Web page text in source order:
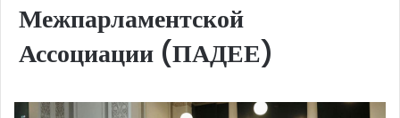
Межпарламентской
Ассоциации (ПАДЕЕ)